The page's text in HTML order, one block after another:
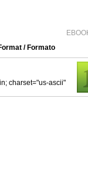
/ Formato
charset="us-ascii"